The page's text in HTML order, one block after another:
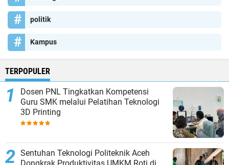
politik
Kampus
TERPOPULER
Dosen PNL Tingkatkan Kompetensi
Guru SMK melalui Pelatihan Teknologi
3D Printing
Sentuhan Teknologi Politeknik Aceh
Dongkrak Produktivitas UMKM Roti di